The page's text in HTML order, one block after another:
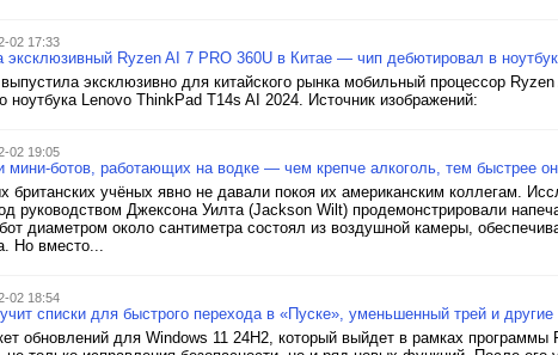
02 17:33
эксклюзивный Ryzen AI 7 PRO 360U в Китае — чип дебютировал в
эксклюзивно для китайского рынка мобильный процессор
ноутбука Lenovo ThinkPad T14s AI 2024. Источник изображений:
02 19:05
мини-ботов, работающих на водке — чем крепче алкоголь, тем быстрее
британских учёных явно не давали покоя их американским коллегам.
руководством Джексона Уилта (Jackson Wilt) продемонстрировали
диаметром около сантиметра состоял из воздушной камеры,
Но вместо...
02 18:54
списки для быстрого перехода в «Пуске», уменьшенный трей и
обновлений для Windows 11 24H2, который выйдет в рамках программы